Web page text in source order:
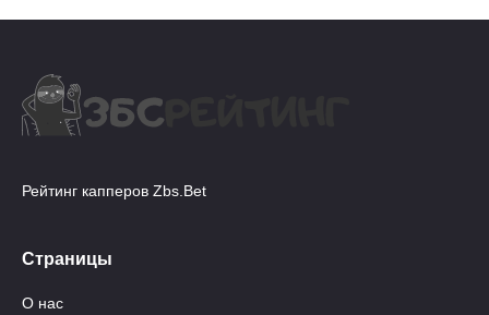
Рейтинг капперов Zbs.Bet
Страницы
О нас